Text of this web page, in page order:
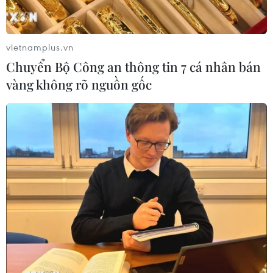
Sông Hồng và khát vọng kiến tạo Hà
Nội trở thành đô thị toàn cầu
08/08/2026 13:13
Tai nạn lao động tại Lâm Đồng khiến
hai công nhân thương vong
08/08/2026 12:32
Đội K93 quy tập được 11 bộ hài cốt liệt
sỹ trên địa bàn An Giang
vietnamplus.vn
Chuyển Bộ Công an thông tin 7 cá nhân bán
vàng không rõ nguồn gốc